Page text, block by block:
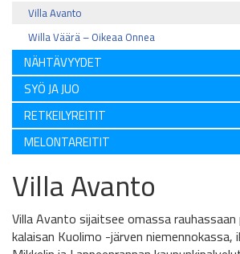
Villa Avanto
Willa Väärä – Oikeaa Onnea
NÄHTÄVYYDET
SYÖ JA JUO
RETKEILYREITIT
MELONTAREITIT
Villa Avanto
Villa Avanto sijaitsee omassa
kalaisan Kuolimo -järven niemennokassa,